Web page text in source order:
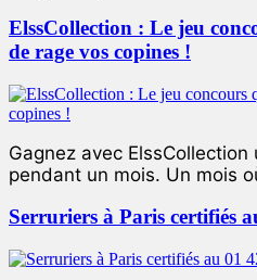
ElssCollection : Le jeu
de rage vos copines !
Gagnez avec
pendant un mois. Un mois
Serruriers à Paris certifiés